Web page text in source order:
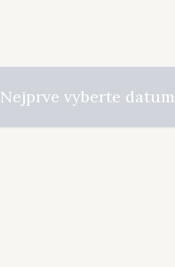
Nejprve vyberte datum